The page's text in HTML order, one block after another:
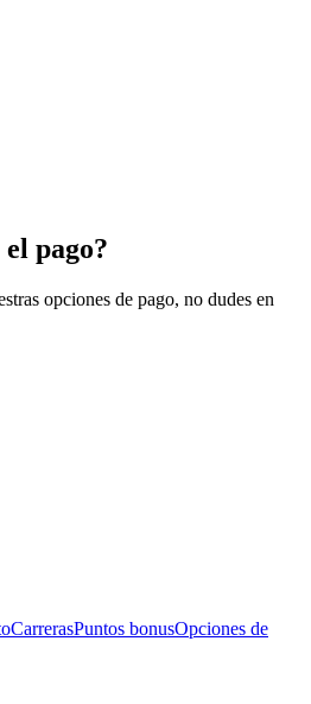
pago?
opciones de pago, no dudes en
CarrerasPuntos bonusOpciones de